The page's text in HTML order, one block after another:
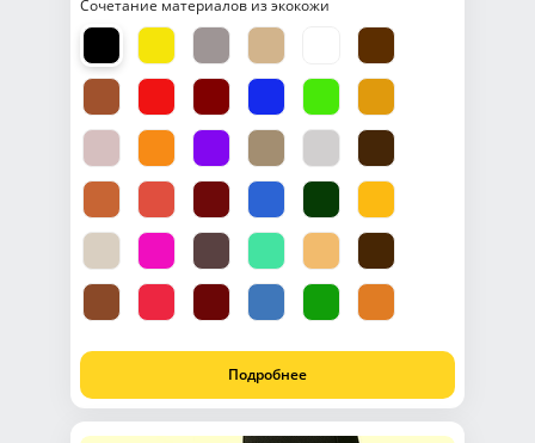
Сочетание материалов из экокожи
Подробнее